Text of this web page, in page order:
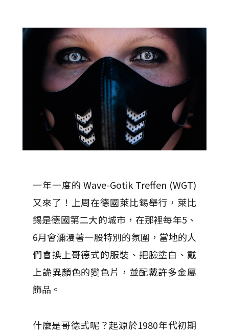
一年一度的 Wave-Gotik Treffen (WGT)
又來了！上周在德國萊比錫舉行，萊比
錫是德國第二大的城市，在那裡每年5、
6月會瀰漫著一股特別的氛圍，當地的人
們會換上哥德式的服裝、把臉塗白、戴
上詭異顏色的變色片，並配戴許多金屬
飾品。
什麼是哥德式呢？起源於1980年代初期